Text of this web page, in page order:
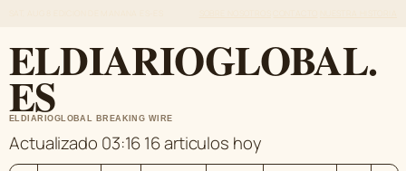
ELDIARIOGLOBAL.
ES
ELDIARIOGLOBAL BREAKING WIRE
Actualizado 03:1616 articulos hoy